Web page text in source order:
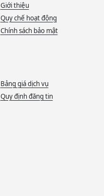
Giới thiệu
Quy chế hoạt động
Chính sách bảo mật
Bảng giá dịch vụ
Quy định đăng tin